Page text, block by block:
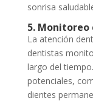
sonrisa
5. Monitoreo
La atención
dentistas
largo del
potenciales,
dientes